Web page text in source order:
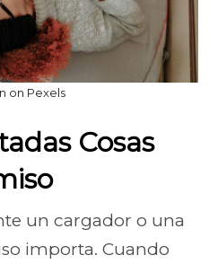
on Pexels
Cosas
un cargador o una
importa. Cuando